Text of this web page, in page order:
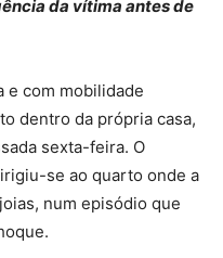
da vítima antes de
e com mobilidade
dentro da própria casa,
sexta-feira. O
se ao quarto onde a
num episódio que